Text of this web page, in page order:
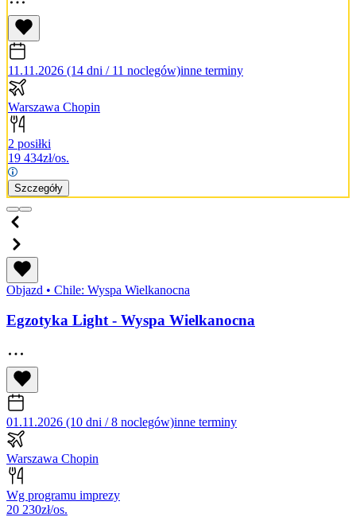
11.11.2026 (14 dni / 11 noclegów)inne terminy
Warszawa Chopin
2 posiłki
19 434zł/os.
Szczegóły
Objazd • Chile: Wyspa Wielkanocna
Egzotyka Light - Wyspa Wielkanocna
01.11.2026 (10 dni / 8 noclegów)inne terminy
Warszawa Chopin
Wg programu imprezy
20 230zł/os.